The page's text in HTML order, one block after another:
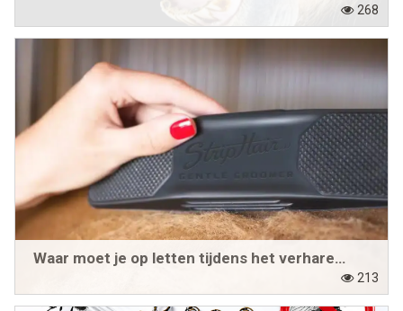
Blogs
268
Waar moet je op letten tijdens het verharen van je paard?
213